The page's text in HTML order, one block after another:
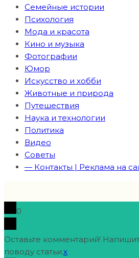
Семейные истории
Психология
Мода и красота
Кино и музыка
Фотографии
Юмор
Искусство и хобби
Животные и природа
Путешествия
Наука и технологии
Политика
Видео
Советы
— Контакты | Реклама на
0
Оставьте комментарий!
поводу статьи.x